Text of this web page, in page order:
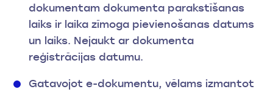
dokumentam dokumenta parakstīšanas
laiks ir laika zīmoga pievienošanas datums
un laiks. Nejaukt ar dokumenta
reģistrācijas datumu.
Gatavojot e-dokumentu, vēlams izmantot